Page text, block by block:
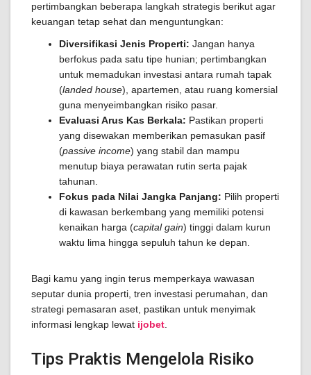
pertimbangkan beberapa langkah strategis berikut agar
keuangan tetap sehat dan menguntungkan:
Diversifikasi Jenis Properti: Jangan hanya
berfokus pada satu tipe hunian; pertimbangkan
untuk memadukan investasi antara rumah tapak
(landed house), apartemen, atau ruang komersial
guna menyeimbangkan risiko pasar.
Evaluasi Arus Kas Berkala: Pastikan properti
yang disewakan memberikan pemasukan pasif
(passive income) yang stabil dan mampu
menutup biaya perawatan rutin serta pajak
tahunan.
Fokus pada Nilai Jangka Panjang: Pilih properti
di kawasan berkembang yang memiliki potensi
kenaikan harga (capital gain) tinggi dalam kurun
waktu lima hingga sepuluh tahun ke depan.
Bagi kamu yang ingin terus memperkaya wawasan
seputar dunia properti, tren investasi perumahan, dan
strategi pemasaran aset, pastikan untuk menyimak
informasi lengkap lewat ijobet
Tips Praktis Mengelola Risiko